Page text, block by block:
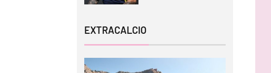
EXTRACALCIO